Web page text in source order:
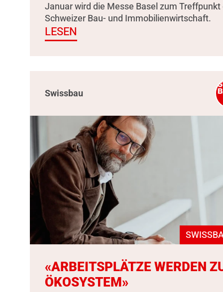
Januar wird die Messe Basel zum Treffpunkt
Schweizer Bau- und Immobilienwirtschaft.
LESEN
Swissbau
«ARBEITSPLÄTZE WERDEN
ÖKOSYSTEM»